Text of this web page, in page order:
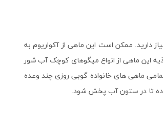
پرخاشگری است که برای نگهداری از آن به یک آکواریوم 100 لیتر نیاز دارید. ممکن است این ماهی از آکواریوم به
این ماهی از انواع میگوهای کوچک آب شور
ماهی های خانواده گوبی روزی چند وعده
داده تا در ستون آب پخش شود.